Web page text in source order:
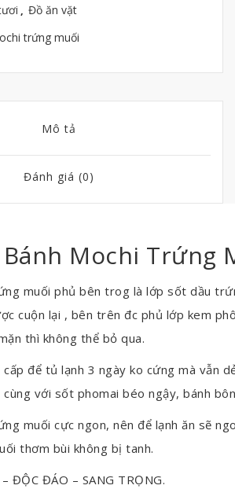
, Đồ ăn vặt
trứng muối
Mô tả
Đánh giá (0)
Mochi Trứng
muối phủ bên trog là lớp sốt dầu
cuộn lại , bên trên đc phủ lớp kem
thì không thể bỏ qua.
cấp để tủ lạnh 3 ngày ko cứng mà vẫn
cùng với sốt phomai béo ngậy, bánh
muối cực ngon, nên để lạnh ăn sẽ
thơm bùi không bị tanh.
ĐỘC ĐÁO – SANG TRỌNG.